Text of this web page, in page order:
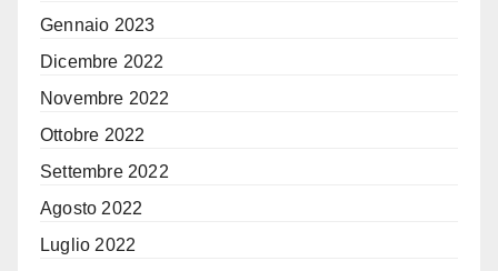
Gennaio 2023
Dicembre 2022
Novembre 2022
Ottobre 2022
Settembre 2022
Agosto 2022
Luglio 2022